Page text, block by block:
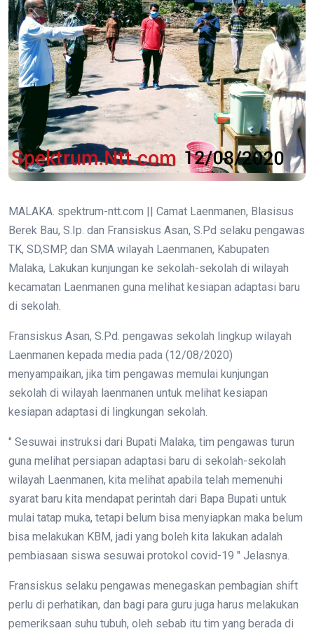
MALAKA. spektrum-ntt.com || Camat Laenmanen, Blasisus
Berek Bau, S.Ip. dan Fransiskus Asan, S.Pd selaku pengawas
TK, SD,SMP, dan SMA wilayah Laenmanen, Kabupaten
Malaka, Lakukan kunjungan ke sekolah-sekolah di wilayah
kecamatan Laenmanen guna melihat kesiapan adaptasi baru
di sekolah.
Fransiskus Asan, S.Pd. pengawas sekolah lingkup wilayah
Laenmanen kepada media pada (12/08/2020)
menyampaikan, jika tim pengawas memulai kunjungan
sekolah di wilayah laenmanen untuk melihat kesiapan
kesiapan adaptasi di lingkungan sekolah.
" Sesuwai instruksi dari Bupati Malaka, tim pengawas turun
guna melihat persiapan adaptasi baru di sekolah-sekolah
wilayah Laenmanen, kita melihat apabila telah memenuhi
syarat baru kita mendapat perintah dari Bapa Bupati untuk
mulai tatap muka, tetapi belum bisa menyiapkan maka belum
bisa melakukan KBM, jadi yang boleh kita lakukan adalah
pembiasaan siswa sesuwai protokol covid-19 " Jelasnya.
Fransiskus selaku pengawas menegaskan pembagian shift
perlu di perhatikan, dan bagi para guru juga harus melakukan
pemeriksaan suhu tubuh, oleh sebab itu tim yang berada di